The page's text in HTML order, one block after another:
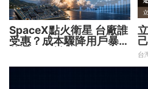
SpaceX點火衛星 台廠誰
受惠？成本驟降用戶暴增
台